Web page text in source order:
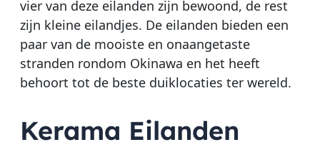
vier van deze eilanden zijn bewoond, de rest
zijn kleine eilandjes. De eilanden bieden een
paar van de mooiste en onaangetaste
stranden rondom Okinawa en het heeft
behoort tot de beste duiklocaties ter wereld.
Kerama Eilanden